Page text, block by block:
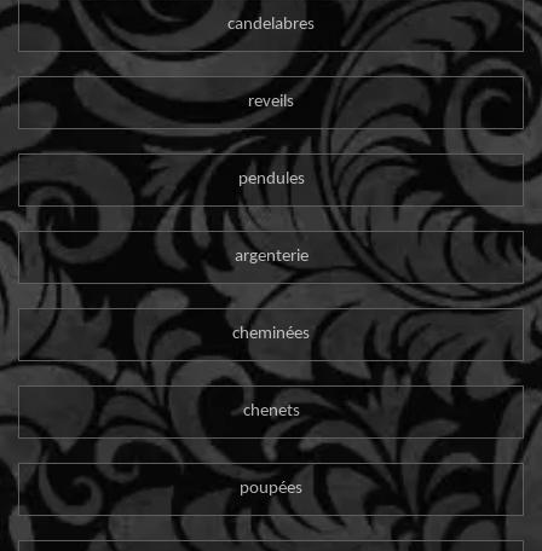
candelabres
reveils
pendules
argenterie
cheminées
chenets
poupées